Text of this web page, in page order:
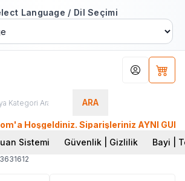
Language / Dil Seçimi
ARA
Hesabım
Hoşgeldiniz. Siparişleriniz AYNI GÜN
Sistemi Güvenlik | Gizlilik Bayi |